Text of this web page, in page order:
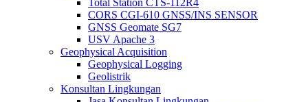
Total Station CTS-112R4
CORS CGI-610 GNSS/INS SENSOR
GNSS Geomate SG7
USV Apache 3
Geophysical Acquisition
Geophysical Logging
Geolistrik
Konsultan Lingkungan